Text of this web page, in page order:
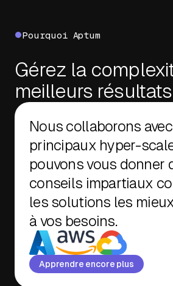
Pourquoi Aptum
Gérez la
meilleurs
Nous collaborons
principaux hyper-
pouvons vous donner
conseils impartiaux
les solutions les
à vos besoins.
Apprendre encore plus